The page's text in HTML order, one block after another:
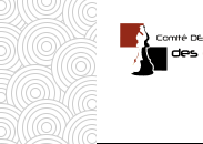
Aller
au
contenu
principal